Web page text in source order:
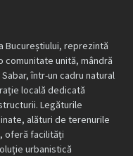
Bucureștiului, reprezintă
comunitate unită, mândră
într-un cadru natural
locală dedicată
Legăturile
alături de terenurile
oferă facilități
urbanistică